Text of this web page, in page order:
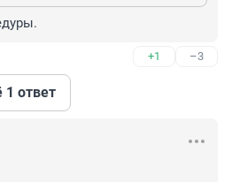
+1 –3
1 ответ